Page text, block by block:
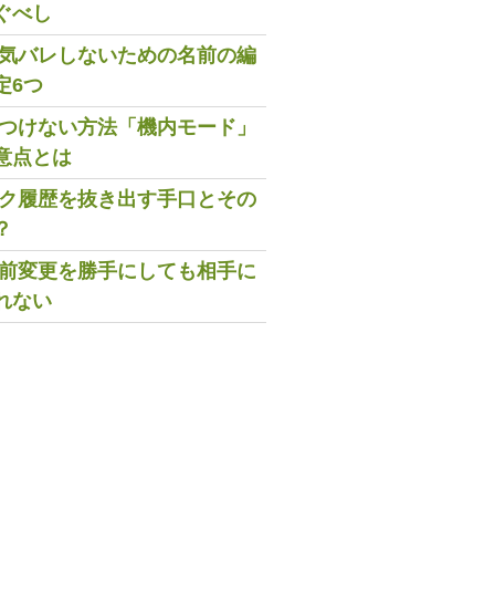
べし
バレしないための名前の編
6つ
けない方法「機内モード」
点とは
履歴を抜き出す手口とその
変更を勝手にしても相手に
ない